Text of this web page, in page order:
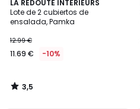
LA REDOUTE INTERIEURS
Lote de 2 cubiertos de
ensalada, Pamka
12.99 €
11.69 € -10%
3,5
/ 5
3,5
/